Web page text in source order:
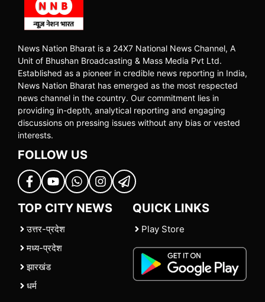
News Nation Bharat is a 24X7 National News Channel, A
Unit of Bhushan Broadcasting & Mass Media Pvt Ltd.
Established as a pioneer in credible news reporting in India,
News Nation Bharat has emerged as the most respected
news channel in the country. Our commitment lies in
providing in-depth, analytical reporting and engaging
discussions on pressing issues without any bias or vested
interests.
FOLLOW US
TOP CITY NEWS
उत्तर-प्रदेश
मध्य-प्रदेश
झारखंड
धर्म
QUICK LINKS
Play Store